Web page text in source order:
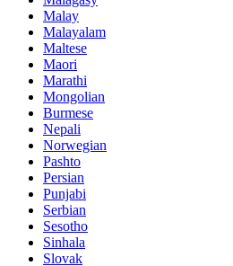
Malay
Malayalam
Maltese
Maori
Marathi
Mongolian
Burmese
Nepali
Norwegian
Pashto
Persian
Punjabi
Serbian
Sesotho
Sinhala
Slovak